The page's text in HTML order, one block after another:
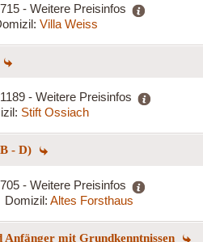
- Weitere Preisinfos
Villa Weiss
- Weitere Preisinfos
Stift Ossiach
- D)
- Weitere Preisinfos
Domizil: Altes Forsthaus
mit Grundkenntnissen